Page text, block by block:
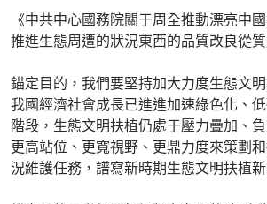
《中共中心國務院關于周全推動漂亮中
推進生態周遭的狀況東西的品質改良從質
錨定目的，我們要堅持加大力度生態文
我國經濟社會成長已進進加速綠色化、
階段，生態文明扶植仍處于壓力疊加、
更高站位、更寬視野、更鼎力度來策劃
況維護任務，譜寫新時期生態文明扶植新